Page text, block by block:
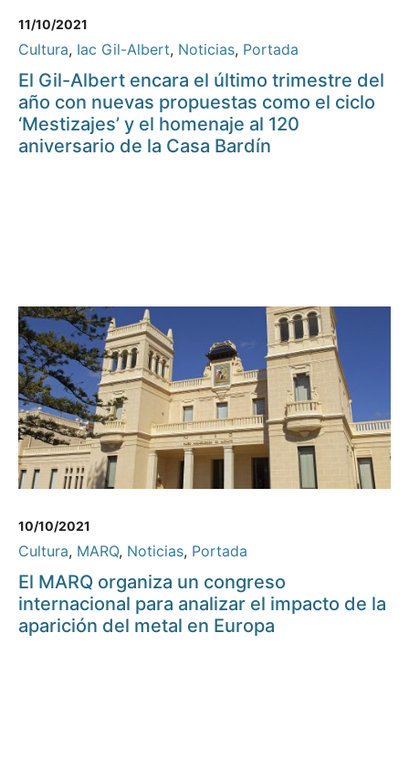
11/10/2021
Cultura, Iac Gil-Albert, Noticias, Portada
El Gil-Albert encara el último trimestre del
año con nuevas propuestas como el ciclo
‘Mestizajes’ y el homenaje al 120
aniversario de la Casa Bardín
10/10/2021
Cultura, MARQ, Noticias, Portada
El MARQ organiza un congreso
internacional para analizar el impacto de la
aparición del metal en Europa